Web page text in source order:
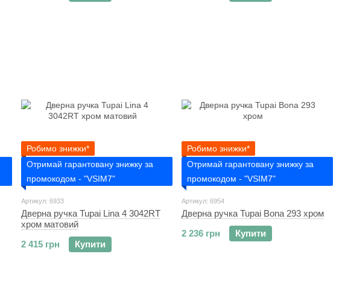
Робимо знижки*
Отримай гарантовану знижку за
промокодом - "VSIM7"
Артикул: 6933
Дверна ручка Tupai Lina 4 3042RT
хром матовий
2 415 грн
Купити
Робимо знижки*
Отримай гарантовану знижку за
промокодом - "VSIM7"
Артикул: 6954
Дверна ручка Tupai Bona 293 хром
2 236 грн
Купити